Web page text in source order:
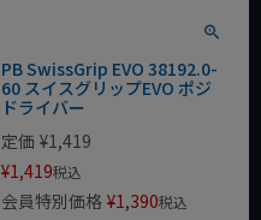
PB SwissGrip EVO 38192.0-
60 スイスグリップEVO ポジ
ドライバー
定価 ¥1,419
¥1,419税込
会員特別価格 ¥1,390税込